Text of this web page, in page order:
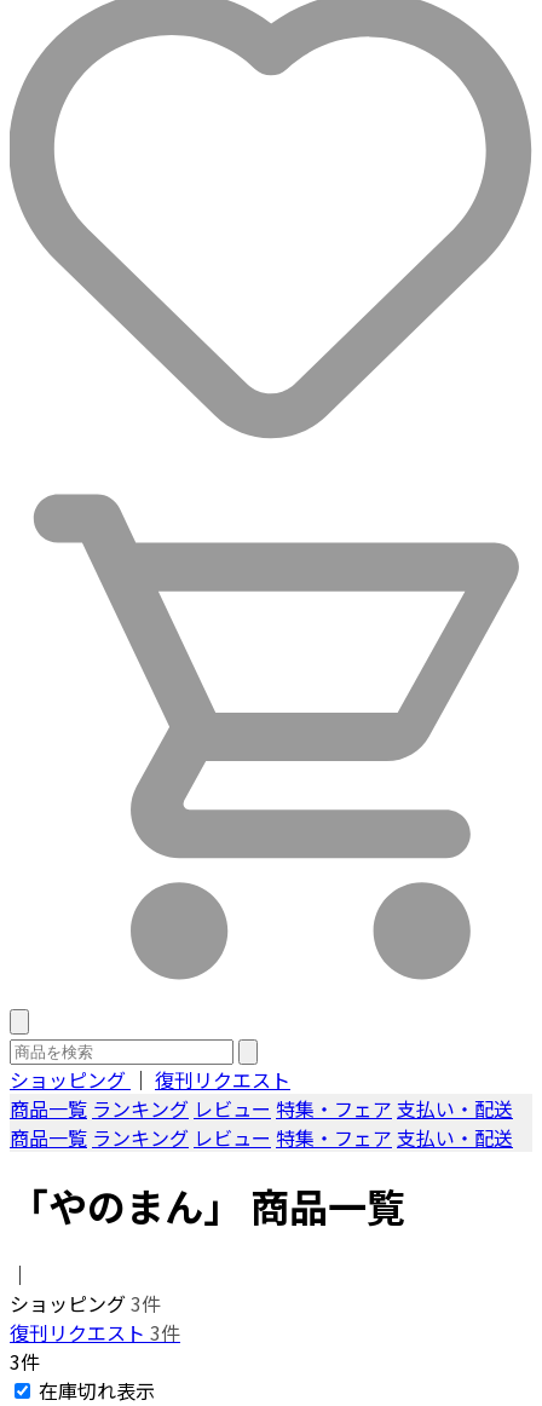
ショッピング ｜ 復刊リクエスト
商品一覧 ランキング レビュー 特集・フェア 支払い・配送
商品一覧 ランキング レビュー 特集・フェア 支払い・配送
「やのまん」 商品一覧
｜
ショッピング3件
復刊リクエスト 3件
3件
在庫切れ表示